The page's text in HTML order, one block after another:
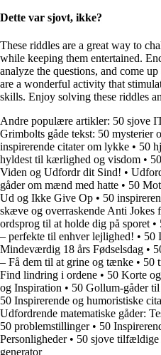
Dette var sjovt, ikke?
These riddles are a great way to
while keeping them entertained.
analyze the questions, and come
are a wonderful activity that
skills. Enjoy solving these riddles
Andre populære artikler: 50 sjove
Grimbolts gåde tekst: 50 mysterier
inspirerende citater om lykke • 50
hyldest til kærlighed og visdom •
Viden og Udfordr dit Sind! •
gåder om mænd med hatte • 50
Ud og Ikke Give Op • 50
skæve og overraskende Anti Jokes
ordsprog til at holde dig på sporet •
– perfekte til enhver lejlighed! • 50
Mindeværdig 18 års Fødselsdag •
– Få dem til at grine og tænke • 50
Find lindring i ordene • 50 Korte
og Inspiration • 50 Gollum-gåder
50 Inspirerende og humoristiske
Udfordrende matematiske gåder:
50 problemstillinger• 50
Personligheder• 50 sjove
generator